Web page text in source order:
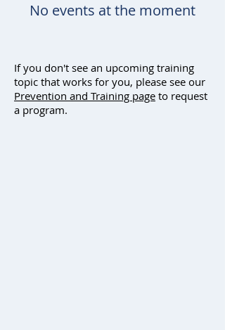
No events at the moment
If you don't see an upcoming training
topic that works for you, please see our
Prevention and Training page to request
a program.